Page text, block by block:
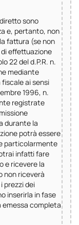
sono
e, pertanto, non
fattura (se non
effettuazione
22 del d.P.R. n.
mediante
ai sensi
1996, n.
registrate
durante la
potrà essere
particolarmente
infatti fare
e ricevere la
non riceverà
prezzi dei
inserirla in fase
completa